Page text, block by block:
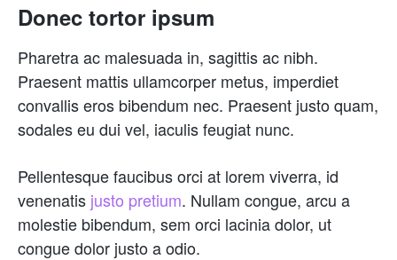
Donec tortor ipsum
Pharetra ac malesuada in, sagittis ac nibh.
Praesent mattis ullamcorper metus, imperdiet
convallis eros bibendum nec. Praesent justo quam,
sodales eu dui vel, iaculis feugiat nunc.
Pellentesque faucibus orci at lorem viverra, id
venenatis justo pretium. Nullam congue, arcu a
molestie bibendum, sem orci lacinia dolor, ut
congue dolor justo a odio.